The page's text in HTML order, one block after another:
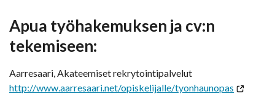
Apua työhakemuksen ja cv:n
tekemiseen:
Aarresaari, Akateemiset rekrytointipalvelut
http://www.aarresaari.net/opiskelijalle/tyonhaunopas